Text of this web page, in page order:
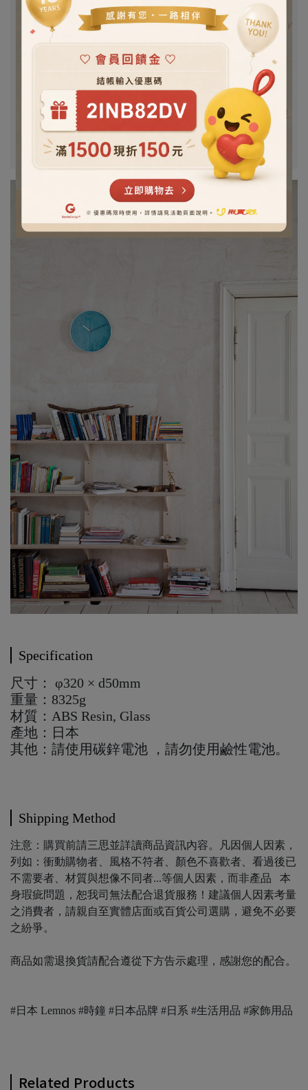
Specification
尺寸： φ320 × d50mm
重量：8325g
材質：ABS Resin, Glass
產地：日本
其他：請使用碳鋅電池 ，請勿使用鹼性電池。
Shipping Method
注意：購買前請三思並詳讀商品資訊內容。凡因個人因素，
列如：衝動購物者、風格不符者、顏色不喜歡者、看過後已
不需要者、材質與想像不同者...等個人因素，而非產品 本
身瑕疵問題，恕我司無法配合退貨服務！建議個人因素考量
之消費者，請親自至實體店面或百貨公司選購，避免不必要
之紛爭。
商品如需退換貨請配合遵從下方告示處理，感謝您的配合。
#日本 Lemnos #時鐘 #日本品牌 #日系 #生活用品 #家飾用品
Related Products